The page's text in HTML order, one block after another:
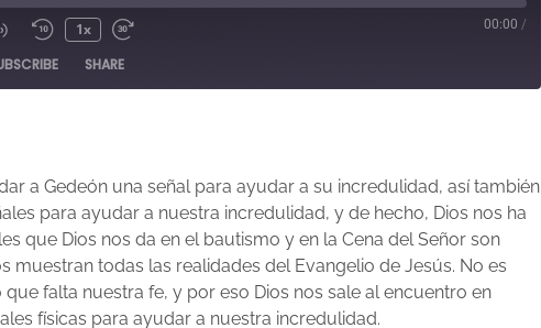
1x 00:00 /
SHARE
a Gedeón una señal para ayudar a su incredulidad, así también
para ayudar a nuestra incredulidad, y de hecho, Dios nos ha
que Dios nos da en el bautismo y en la Cena del Señor son
muestran todas las realidades del Evangelio de Jesús. No es
falta nuestra fe, y por eso Dios nos sale al encuentro en
físicas para ayudar a nuestra incredulidad.